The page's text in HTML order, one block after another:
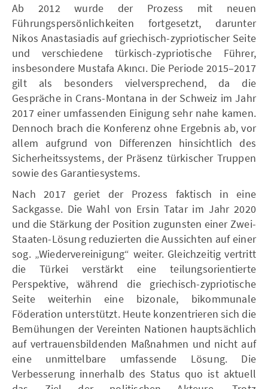
Ab 2012 wurde der Prozess mit neuen
Führungspersönlichkeiten fortgesetzt, darunter
Nikos Anastasiadis auf griechisch-zypriotischer Seite
und verschiedene türkisch-zypriotische Führer,
insbesondere Mustafa Akıncı. Die Periode 2015–2017
gilt als besonders vielversprechend, da die
Gespräche in Crans-Montana in der Schweiz im Jahr
2017 einer umfassenden Einigung sehr nahe kamen.
Dennoch brach die Konferenz ohne Ergebnis ab, vor
allem aufgrund von Differenzen hinsichtlich des
Sicherheitssystems, der Präsenz türkischer Truppen
sowie des Garantiesystems.
Nach 2017 geriet der Prozess faktisch in eine
Sackgasse. Die Wahl von Ersin Tatar im Jahr 2020
und die Stärkung der Position zugunsten einer Zwei-
Staaten-Lösung reduzierten die Aussichten auf einer
sog. „Wiedervereinigung“ weiter. Gleichzeitig vertritt
die Türkei verstärkt eine teilungsorientierte
Perspektive, während die griechisch-zypriotische
Seite weiterhin eine bizonale, bikommunale
Föderation unterstützt. Heute konzentrieren sich die
Bemühungen der Vereinten Nationen hauptsächlich
auf vertrauensbildenden Maßnahmen und nicht auf
eine unmittelbare umfassende Lösung. Die
Verbesserung innerhalb des Status quo ist aktuell